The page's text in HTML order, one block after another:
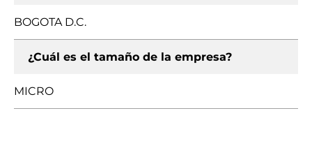
BOGOTA D.C.
¿Cuál es el tamaño de la empresa?
MICRO